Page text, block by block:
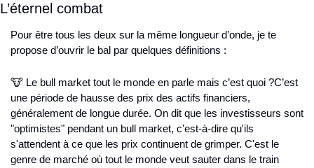
L’éternel combat
Pour être tous les deux sur la même longueur d’onde, je te
propose d’ouvrir le bal par quelques définitions :
🐮 Le bull market tout le monde en parle mais c’est quoi ?C’est
une période de hausse des prix des actifs financiers,
généralement de longue durée. On dit que les investisseurs sont
"optimistes" pendant un bull market, c'est-à-dire qu'ils
s'attendent à ce que les prix continuent de grimper. C'est le
genre de marché où tout le monde veut sauter dans le train